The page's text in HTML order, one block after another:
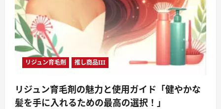
イ
ド
て
さ
読
む
リジュン育毛剤 推し商品III
リジュン育毛剤の魅力と使用ガイド「健やかな
髪を手に入れるための最高の選択！」